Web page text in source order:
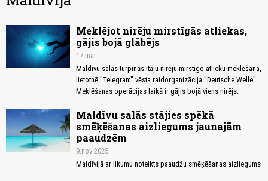
Meklējot nirēju mirstīgās atliekas,
gājis bojā glābējs
17.mai
Maldīvu salās turpinās itāļu nirēju mirstīgo atlieku meklēšana,
lietotnē "Telegram" vēsta raidorganizācija "Deutsche Welle".
Meklēšanas operācijas laikā ir gājis bojā viens nirējs.
Maldīvu salās stājies spēkā
smēķēšanas aizliegums jaunajām
paaudzēm
9.nov 2025
Maldīvijā ar likumu noteikts paaudžu smēķēšanas aizliegums